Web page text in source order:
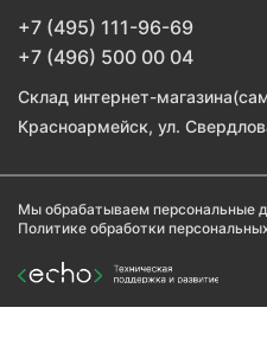
+7 (495) 111-96-69
+7 (496) 500 00 04
Склад интернет-
Красноармейск, ул.
Мы обрабатываем персональные
Политике обработки